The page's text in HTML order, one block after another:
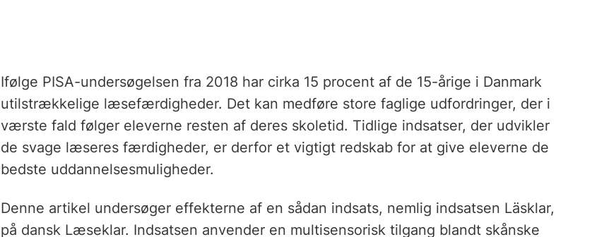
Ifølge PISA-undersøgelsen fra 2018 har cirka 15 procent af de 15-årige i Danmark
utilstrækkelige læsefærdigheder. Det kan medføre store faglige udfordringer, der i
værste fald følger eleverne resten af deres skoletid. Tidlige indsatser, der udvikler
de svage læseres færdigheder, er derfor et vigtigt redskab for at give eleverne de
bedste uddannelsesmuligheder.
Denne artikel undersøger effekterne af en sådan indsats, nemlig indsatsen Läsklar,
på dansk Læseklar. Indsatsen anvender en multisensorisk tilgang blandt skånske